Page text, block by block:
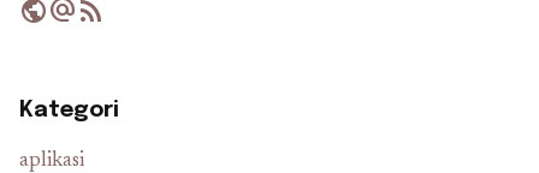
publicalternate_emailrss_feed
Kategori
aplikasi